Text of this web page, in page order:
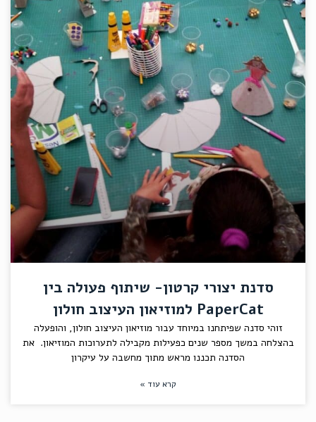
סדנת יצורי קרטון- שיתוף פעולה בין
PaperCat למוזיאון העיצוב חולון
זוהי סדנה שפיתחנו במיוחד עבור מוזיאון העיצוב חולון, והופעלה
בהצלחה במשך מספר שנים כפעילות מקבילה לתערוכות המוזיאון. את
הסדנה תכננו מראש מתוך מחשבה על עיקרון
קרא עוד »